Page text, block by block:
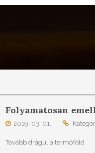
Folyamatosan
2019. 03. 01.
Tovább drágul a termőföld